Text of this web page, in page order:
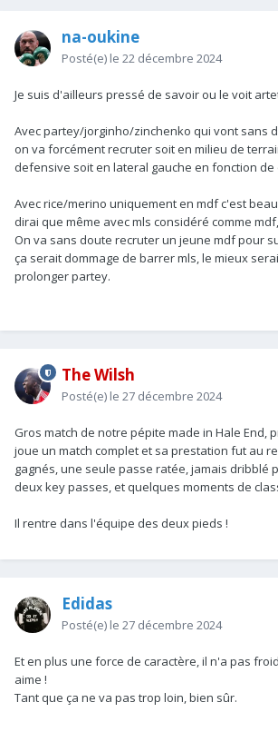
na-oukine
Posté(e) le 22 décembre 2024
Je suis d'ailleurs pressé de savoir ou le voit
Avec partey/jorginho/zinchenko qui vont sans
on va forcément recruter soit en milieu de
defensive soit en lateral gauche en fonction de
Avec rice/merino uniquement en mdf c'est
dirai que même avec mls considéré comme
On va sans doute recruter un jeune mdf pour
ça serait dommage de barrer mls, le mieux
prolonger partey.
The Wilsh
Posté(e) le 27 décembre 2024
Gros match de notre pépite made in Hale End,
joue un match complet et sa prestation fut au
gagnés, une seule passe ratée, jamais dribblé
deux key passes, et quelques moments de
Il rentre dans l'équipe des deux pieds !
Edidas
Posté(e) le 27 décembre 2024
Et en plus une force de caractère, il n'a pas
aime !
Tant que ça ne va pas trop loin, bien sûr.